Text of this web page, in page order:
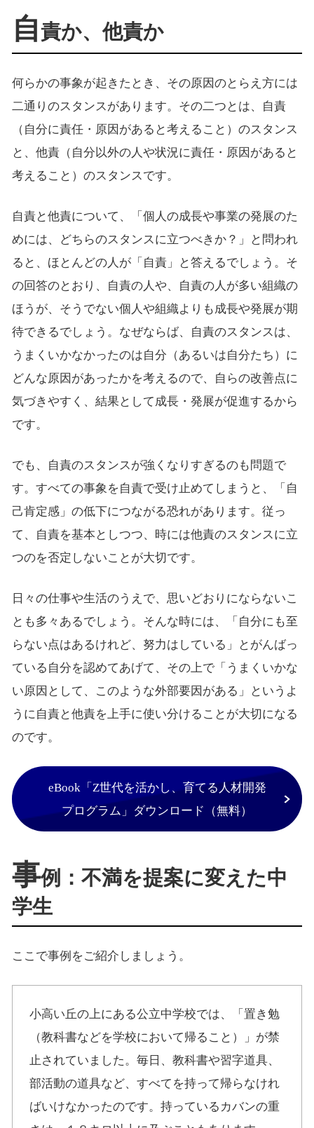
自責か、他責か
何らかの事象が起きたとき、その原因のとらえ方には
二通りのスタンスがあります。その二つとは、自責
（自分に責任・原因があると考えること）のスタンス
と、他責（自分以外の人や状況に責任・原因があると
考えること）のスタンスです。
自責と他責について、「個人の成長や事業の発展のた
めには、どちらのスタンスに立つべきか？」と問われ
ると、ほとんどの人が「自責」と答えるでしょう。そ
の回答のとおり、自責の人や、自責の人が多い組織の
ほうが、そうでない個人や組織よりも成長や発展が期
待できるでしょう。なぜならば、自責のスタンスは、
うまくいかなかったのは自分（あるいは自分たち）に
どんな原因があったかを考えるので、自らの改善点に
気づきやすく、結果として成長・発展が促進するから
です。
でも、自責のスタンスが強くなりすぎるのも問題で
す。すべての事象を自責で受け止めてしまうと、「自
己肯定感」の低下につながる恐れがあります。従っ
て、自責を基本としつつ、時には他責のスタンスに立
つのを否定しないことが大切です。
日々の仕事や生活のうえで、思いどおりにならないこ
とも多々あるでしょう。そんな時には、「自分にも至
らない点はあるけれど、努力はしている」とがんばっ
ている自分を認めてあげて、その上で「うまくいかな
い原因として、このような外部要因がある」というよ
うに自責と他責を上手に使い分けることが大切になる
のです。
eBook「Z世代を活かし、育てる人材開発
プログラム」ダウンロード（無料）
事例：不満を提案に変えた中
学生
ここで事例をご紹介しましょう。
小高い丘の上にある公立中学校では、「置き勉
（教科書などを学校において帰ること）」が禁
止されていました。毎日、教科書や習字道具、
部活動の道具など、すべてを持って帰らなけれ
ばいけなかったのです。持っているカバンの重